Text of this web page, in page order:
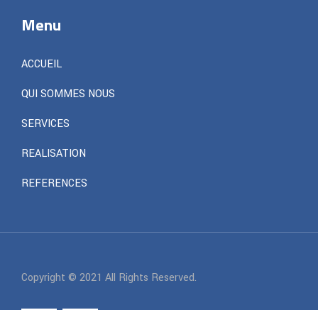
Menu
ACCUEIL
QUI SOMMES NOUS
SERVICES
REALISATION
REFERENCES
Copyright © 2021 All Rights Reserved.